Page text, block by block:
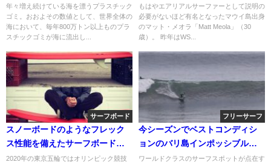
クルプロジェクト
年々増え続けている海を漂うプラスチック
ゴミ。おおよその数値として、世界全体の
海において、毎年800万トン以上ものプラ
スチックゴミが海に流出し...
ル動画
もはやエアリアルサーファーとして説明の
必要がないほど有名となったマウイ島出身
のマット・メオラ「Matt Meola」（30
歳）。 昨年はWS...
サーフボード
スノーボードのようなフレック
ス性能を備えたサーフボード
「Moda Surfboards」
2020年の東京五輪ではオリンピック競技
フリーサーフ
今シーズンでベストコンディシ
ョンのバリ島インポッシブル！
フリーサーフ動画
ワールドクラスのサーフスポットが点在す